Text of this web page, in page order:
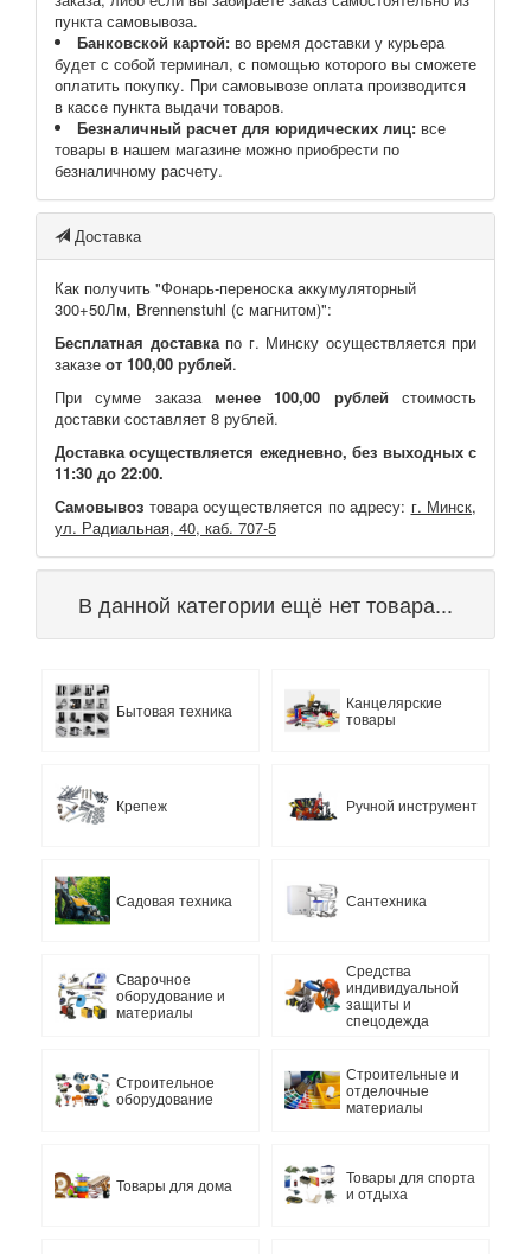
пункта самовывоза.
Банковской картой: во время доставки у курьера
будет с собой терминал, с помощью которого вы сможете
оплатить покупку. При самовывозе оплата производится
в кассе пункта выдачи товаров.
Безналичный расчет для юридических лиц: все
товары в нашем магазине можно приобрести по
безналичному расчету.
Доставка
Как получить "Фонарь-переноска аккумуляторный
300+50Лм, Brennenstuhl (с магнитом)":
Бесплатная доставкапо г. Минску осуществляется при
заказе от 100,00 рублей.
При сумме заказа менее 100,00 рублей стоимость
доставки составляет 8 рублей.
Доставка осуществляется ежедневно, без выходных с
11:30 до 22:00.
Самовывоз товара осуществляется по адресу: г. Минск,
ул. Радиальная, 40, каб. 707-5
В данной категории ещё нет товара...
Бытовая техника
Канцелярские
товары
Крепеж Ручной инструмент
Садовая техника Сантехника
Сварочное
оборудование и
материалы
Средства
индивидуальной
защиты и
спецодежда
Строительное
оборудование
Строительные и
отделочные
материалы
Товары для дома
Товары для спорта
и отдыха